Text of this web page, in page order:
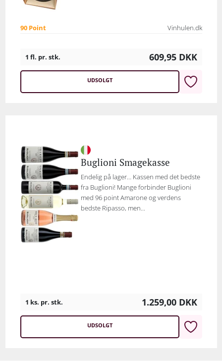
90 Point Vinhulen.dk
1 fl. pr. stk. 609,95 DKK
UDSOLGT
Buglioni Smagekasse
Endelig på lager… Kassen med det bedste
fra Buglioni! Mange forbinder Buglioni
med 96 point Amarone og verdens
bedste Ripasso, men...
1 ks. pr. stk. 1.259,00 DKK
UDSOLGT